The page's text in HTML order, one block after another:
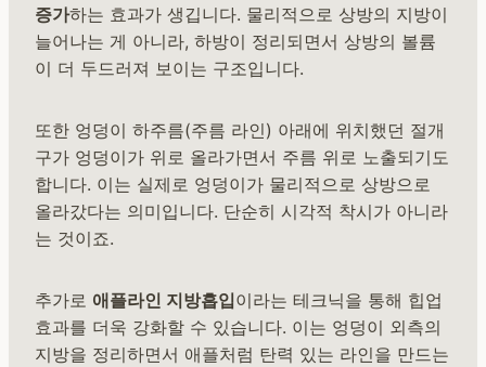
증가하는 효과가 생깁니다. 물리적으로 상방의 지방이
늘어나는 게 아니라, 하방이 정리되면서 상방의 볼륨
이 더 두드러져 보이는 구조입니다.
또한 엉덩이 하주름(주름 라인) 아래에 위치했던 절개
구가 엉덩이가 위로 올라가면서 주름 위로 노출되기도
합니다. 이는 실제로 엉덩이가 물리적으로 상방으로
올라갔다는 의미입니다. 단순히 시각적 착시가 아니라
는 것이죠.
추가로 애플라인 지방흡입이라는 테크닉을 통해 힙업
효과를 더욱 강화할 수 있습니다. 이는 엉덩이 외측의
지방을 정리하면서 애플처럼 탄력 있는 라인을 만드는